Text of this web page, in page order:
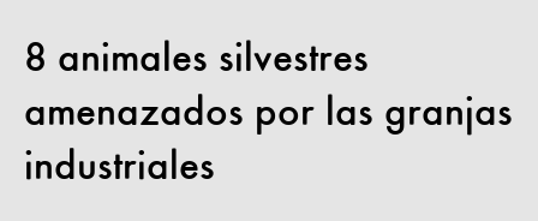
8 animales silvestres
amenazados por las granjas
industriales